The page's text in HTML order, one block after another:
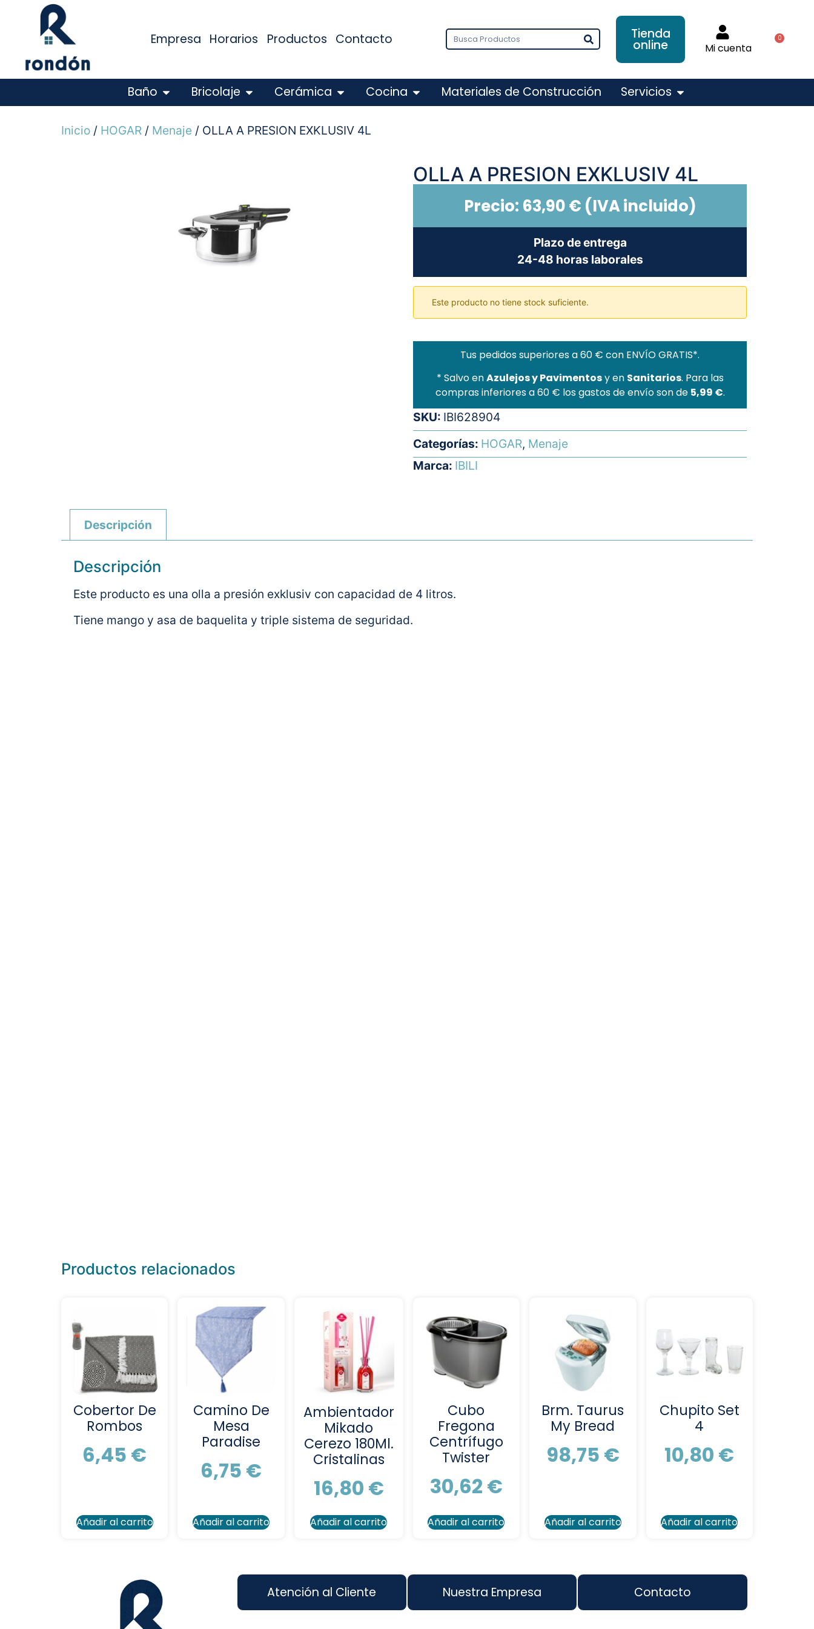
Empresa Horarios Productos Contacto Tienda
online Mi cuenta
0
Baño Bricolaje Cerámica Cocina Materiales de Construcción Servicios
Inicio/ HOGAR/ Menaje/ OLLA A PRESION EXKLUSIV 4L
OLLA A PRESION EXKLUSIV 4L
Precio: 63,90€ (IVA incluido)
Plazo de entrega
24-48 horas laborales
Este producto no tiene stock suficiente.
Tus pedidos superiores a 60 € con ENVÍO GRATIS*.
* Salvo enAzulejos y Pavimentosy en Sanitarios. Para las
compras inferiores a 60 € los gastos de envío son de 5,99 €.
SKU: IBI628904
Categorías: HOGAR, Menaje
Marca: IBILI
Descripción
Descripción
Este producto es una olla a presión exklusiv con capacidad de 4 litros.
Tiene mango y asa de baquelita y triple sistema de seguridad.
Productos relacionados
Cobertor De
Rombos
6,45 €
Añadir al carrito
Camino De
Mesa
Paradise
6,75 €
Añadir al carrito
Ambientador
Mikado
Cerezo 180Ml.
Cristalinas
16,80 €
Añadir al carrito
Cubo
Fregona
Centrífugo
Twister
30,62 €
Añadir al carrito
Brm. Taurus
My Bread
98,75 €
Añadir al carrito
Chupito Set
4
10,80 €
Añadir al carrito
Atención al Cliente Nuestra Empresa Contacto